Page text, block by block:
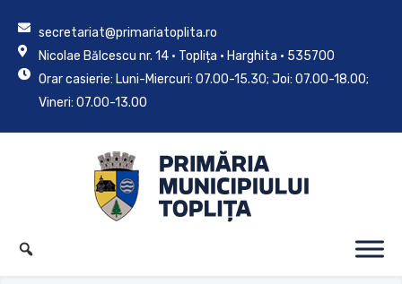
secretariat@primariatoplita.ro
Nicolae Bălcescu nr. 14 • Toplița • Harghita • 535700
Orar casierie: Luni-Miercuri: 07.00-15.30; Joi: 07.00-18.00;
Vineri: 07.00-13.00